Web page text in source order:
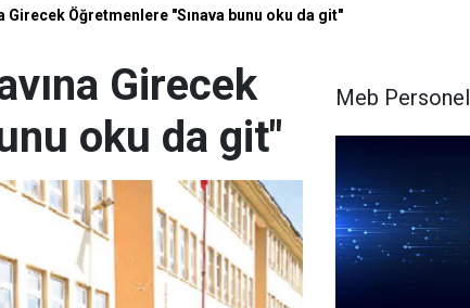
Girecek Öğretmenlere "Sınava bunu oku da git"
Girecek
oku da git"
Meb Personel